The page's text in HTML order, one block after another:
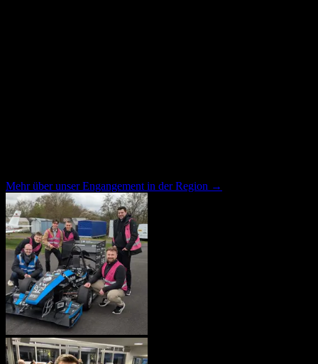
Mehr über unser Engangement in der Region →